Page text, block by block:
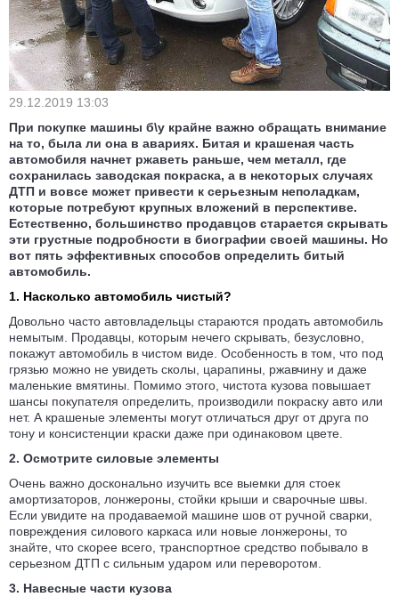
29.12.2019 13:03
При покупке машины б\у крайне важно обращать внимание
на то, была ли она в авариях. Битая и крашеная часть
автомобиля начнет ржаветь раньше, чем металл, где
сохранилась заводская покраска, а в некоторых случаях
ДТП и вовсе может привести к серьезным неполадкам,
которые потребуют крупных вложений в перспективе.
Естественно, большинство продавцов старается скрывать
эти грустные подробности в биографии своей машины. Но
вот пять эффективных способов определить битый
автомобиль.
1. Насколько автомобиль чистый?
Довольно часто автовладельцы стараются продать автомобиль
немытым. Продавцы, которым нечего скрывать, безусловно,
покажут автомобиль в чистом виде. Особенность в том, что под
грязью можно не увидеть сколы, царапины, ржавчину и даже
маленькие вмятины. Помимо этого, чистота кузова повышает
шансы покупателя определить, производили покраску авто или
нет. А крашеные элементы могут отличаться друг от друга по
тону и консистенции краски даже при одинаковом цвете.
2. Осмотрите силовые элементы
Очень важно досконально изучить все выемки для стоек
амортизаторов, лонжероны, стойки крыши и сварочные швы.
Если увидите на продаваемой машине шов от ручной сварки,
повреждения силового каркаса или новые лонжероны, то
знайте, что скорее всего, транспортное средство побывало в
серьезном ДТП с сильным ударом или переворотом.
3. Навесные части кузова